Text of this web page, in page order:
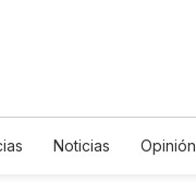
Noticias Opinión